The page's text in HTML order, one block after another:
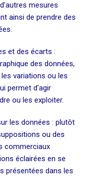
mesures
ainsi de prendre des
et des écarts :
des données,
variations ou les
permet d'agir
ou les exploiter.
les données : plutôt
ou des
commerciaux
éclairées en se
présentées dans les